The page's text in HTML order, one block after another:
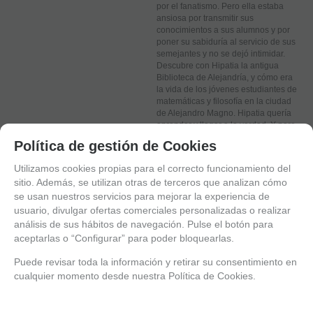
por el fanatismo. Pero ella estaba
ansiosa por transmitir sus
conocimientos a sus alumnos y por
poner su sabiduría al servicio de sus
semejantes y no se dejó intimidar.
Descubre con Hipatia la antigua
Biblioteca de Alejandría, y cómo era
la vida de los jóvenes estudiantes de
matemáticas y filosofía en la ciudad
de Alejandro Magno. Hipatia quería
aprender y llegar a la verdad. Y para
conseguirlo eran las matemáticas.
AGOTADO
ANTES
Su tarifa negociada (5%)
5%
11,40
Política de gestión de Cookies
Utilizamos cookies propias para el correcto funcionamiento del
sitio. Además, se utilizan otras de terceros que analizan cómo
se usan nuestros servicios para mejorar la experiencia de
usuario, divulgar ofertas comerciales personalizadas o realizar
análisis de sus hábitos de navegación. Pulse el botón para
aceptarlas o “Configurar” para poder bloquearlas.
Puede revisar toda la información y retirar su consentimiento en
cualquier momento desde nuestra Política de Cookies.